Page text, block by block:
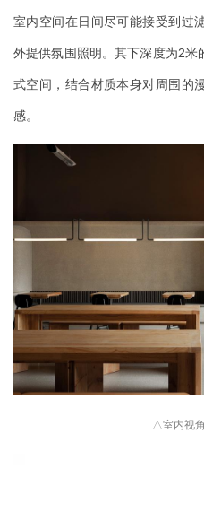
室内空间在日间尽可能接受到过
外提供氛围照明。其下深度为2
式空间，结合材质本身对周围的
感。
△室内视角